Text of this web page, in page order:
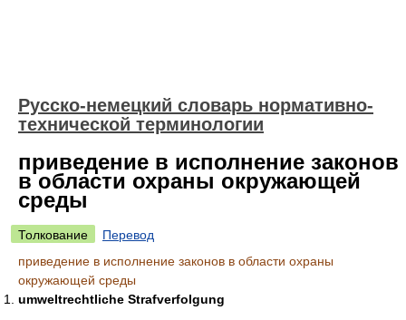
Русско-немецкий словарь нормативно-
технической терминологии
приведение в исполнение законов
в области охраны окружающей
среды
Толкование
Перевод
приведение в исполнение законов в области охраны
окружающей среды
umweltrechtliche Strafverfolgung